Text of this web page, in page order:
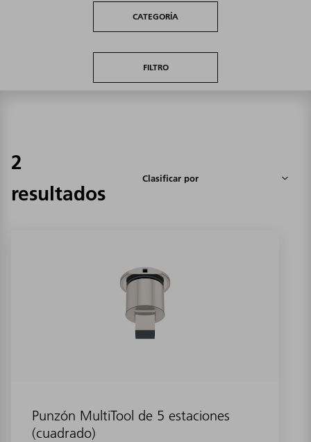
CATEGORÍA
FILTRO
2
resultados
Punzón MultiTool de 5 estaciones
(cuadrado)